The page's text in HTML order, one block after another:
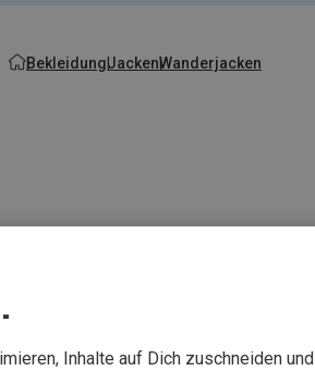
BekleidungJackenWanderjacken
Inhalte auf Dich zuschneiden und